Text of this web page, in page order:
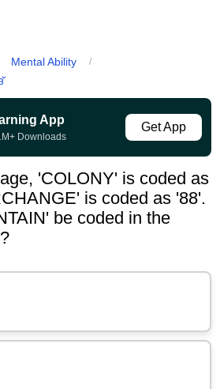
Mental Ability /
App
Downloads
Get App
'COLONY' is coded as
is coded as '88'.
be coded in the